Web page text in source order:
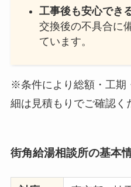
工事後も安心でき
交換後の不具合に
ています。
※条件により総額・工期
細は見積もりでご確認く
街角給湯相談所の基本